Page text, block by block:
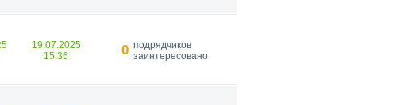
19.07.2025
15:36
0 подрядчиков
заинтересовано